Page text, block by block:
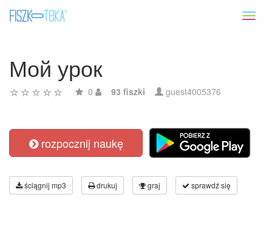
Мой урок
0 93 fiszki guest4005376
rozpocznij naukę
ściągnij mp3 drukuj graj sprawdź się